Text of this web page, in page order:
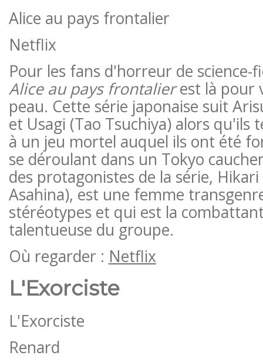
Alice au pays frontalier
Netflix
Pour les fans d'horreur de science-
Alice au pays frontalierest là pour
peau. Cette série japonaise suit
et Usagi (Tao Tsuchiya) alors qu'ils
à un jeu mortel auquel ils ont été
se déroulant dans un Tokyo
des protagonistes de la série, Hikari
Asahina), est une femme
stéréotypes et qui est la
talentueuse du groupe.
Où regarder : Netflix
L'Exorciste
L'Exorciste
Renard